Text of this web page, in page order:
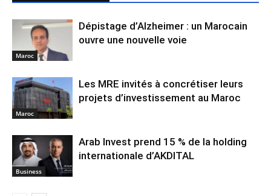
Maroc
Dépistage d’Alzheimer : un Marocain
ouvre une nouvelle voie
Maroc
Les MRE invités à concrétiser leurs
projets d’investissement au Maroc
Business
Arab Invest prend 15 % de la holding
internationale d’AKDITAL